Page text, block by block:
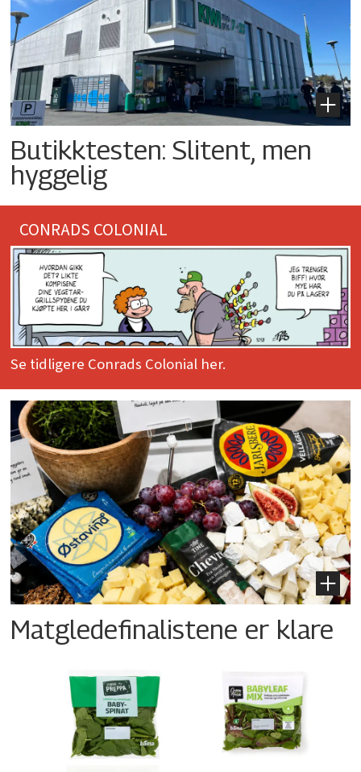
Butikktesten: Slitent, men
hyggelig
CONRADS COLONIAL
Se tidligere Conrads Colonial her.
Matgledefinalistene er klare